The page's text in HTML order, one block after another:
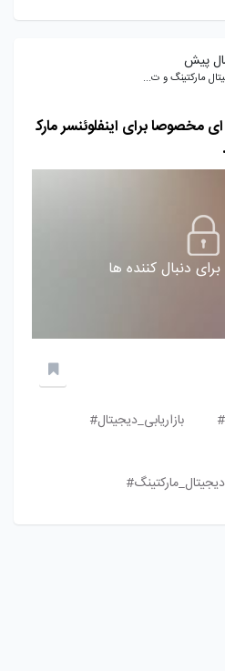
مارکتینگ و ت...
ای مخصوصا برای اینفلوئنسر مارک
دنبال کننده ها
بازاریابی_دیجیتال#
دیجیتال_مارکتینگ#